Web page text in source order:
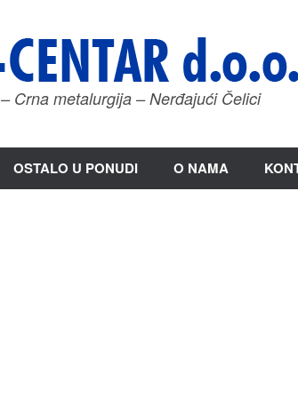
Crna metalurgija – Nerđajući Čelici
OSTALO U PONUDI O NAMA